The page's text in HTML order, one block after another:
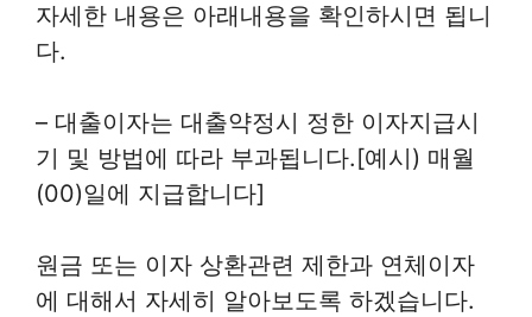
자세한 내용은 아래내용을 확인하시면 됩니
다.
– 대출이자는 대출약정시 정한 이자지급시
기 및 방법에 따라 부과됩니다.[예시) 매월
(00)일에 지급합니다]
원금 또는 이자 상환관련 제한과 연체이자
에 대해서 자세히 알아보도록 하겠습니다.